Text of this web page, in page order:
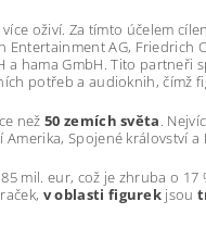
oživí. Za tímto účelem
AG, Friedrich
a hama GmbH. Tito
potřeb a audioknih, čímž
než 50 zemích světa .
Spojené království a
mil. eur, což je zhruba o 17
v oblasti figurek jsou